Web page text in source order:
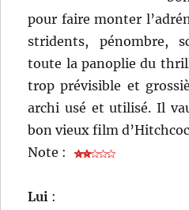
pour faire monter
stridents, pénombre,
toute la panoplie du
trop prévisible et
archi usé et utilisé. Il
bon vieux film
Note :
Lui :